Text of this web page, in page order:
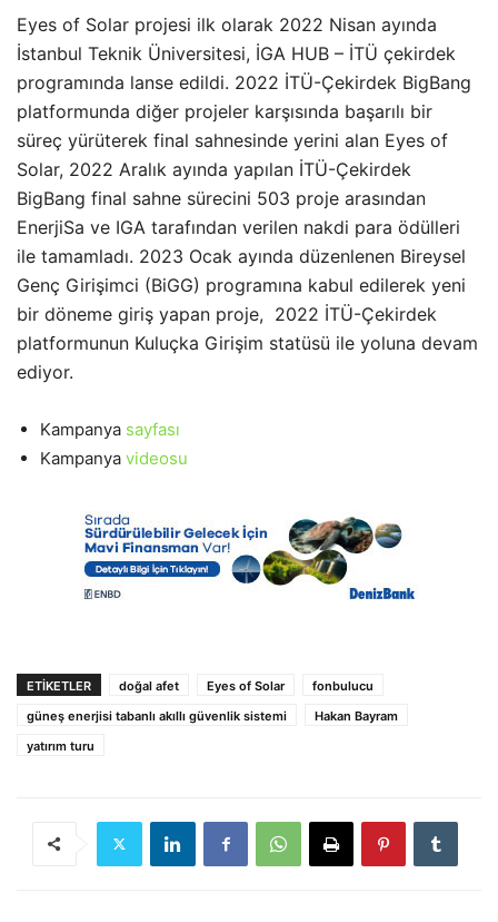
Eyes of Solar projesi ilk olarak 2022 Nisan ayında
İstanbul Teknik Üniversitesi, İGA HUB – İTÜ çekirdek
programında lanse edildi. 2022 İTÜ-Çekirdek BigBang
platformunda diğer projeler karşısında başarılı bir
süreç yürüterek final sahnesinde yerini alan Eyes of
Solar, 2022 Aralık ayında yapılan İTÜ-Çekirdek
BigBang final sahne sürecini 503 proje arasından
EnerjiSa ve IGA tarafından verilen nakdi para ödülleri
ile tamamladı. 2023 Ocak ayında düzenlenen Bireysel
Genç Girişimci (BiGG) programına kabul edilerek yeni
bir döneme giriş yapan proje, 2022 İTÜ-Çekirdek
platformunun Kuluçka Girişim statüsü ile yoluna devam
ediyor.
Kampanya sayfası
Kampanya videosu
ETIKETLER doğal afet Eyes of Solar
fonbulucu
güneş enerjisi tabanlı akıllı güvenlik sistemi
Hakan Bayram
yatırım turu